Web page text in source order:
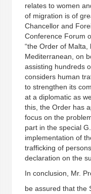
relates to women
of migration is of
Chancellor and
Conference Forum
“the Order of
Mediterranean, on
assisting hundreds
considers human
to strengthen its
at a diplomatic as
this, the Order has
focus on the
part in the special
implementation of
trafficking of
declaration on the
In conclusion, Mr.
be assured that the